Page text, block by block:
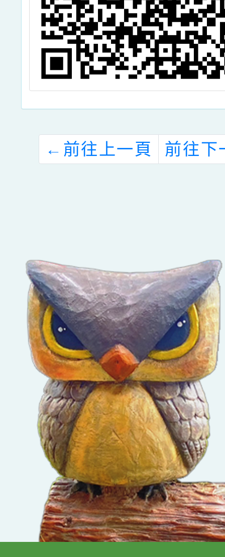
← 前往上一頁 前往下